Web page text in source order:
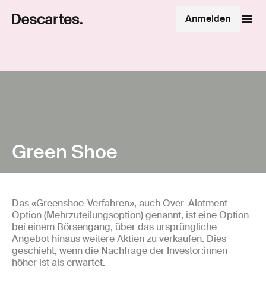
Anmelden
Green Shoe
Das «Greenshoe-Verfahren», auch Over-Alotment-
Option (Mehrzuteilungsoption) genannt, ist eine Option
bei einem Börsengang, über das ursprüngliche
Angebot hinaus weitere Aktien zu verkaufen. Dies
geschieht, wenn die Nachfrage der Investor:innen
höher ist als erwartet.